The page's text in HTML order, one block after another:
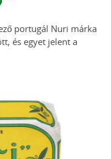
portugál Nuri márka
és egyet jelent a